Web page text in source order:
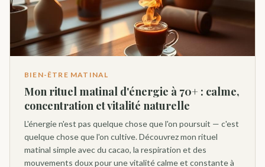
BIEN-ÊTRE MATINAL
Mon rituel matinal d'énergie à 70+ : calme,
concentration et vitalité naturelle
L'énergie n'est pas quelque chose que l'on poursuit — c'est
quelque chose que l'on cultive. Découvrez mon rituel
matinal simple avec du cacao, la respiration et des
mouvements doux pour une vitalité calme et constante à